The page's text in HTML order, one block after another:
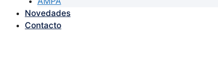
Novedades
Contacto